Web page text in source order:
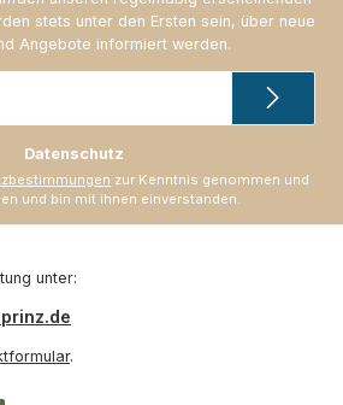
stets unter den Ersten sein, über neue
Angebote informiert werden.
Datenschutz
zur Kenntnis genommen und
und bin mit ihnen einverstanden.
unter:
.